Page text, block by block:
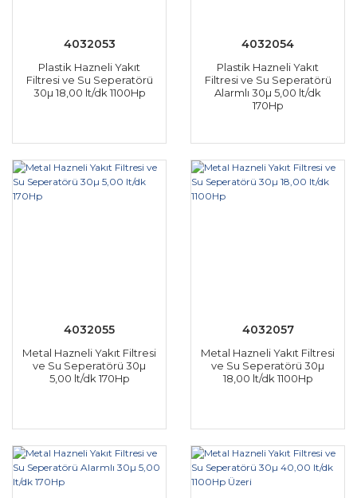
4032053
Plastik Hazneli Yakıt
Filtresi ve Su Seperatörü
30µ 18,00 lt/dk 1100Hp
4032054
Plastik Hazneli Yakıt
Filtresi ve Su Seperatörü
Alarmlı 30µ 5,00 lt/dk
170Hp
4032055
Metal Hazneli Yakıt Filtresi
ve Su Seperatörü 30µ
5,00 lt/dk 170Hp
4032057
Metal Hazneli Yakıt Filtresi
ve Su Seperatörü 30µ
18,00 lt/dk 1100Hp